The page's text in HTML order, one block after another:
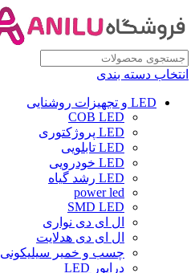
انتخاب دسته بندی
LED و تجهیزات روشنایی
COB LED
LED پروژکتوری
LED تابلویی
LED خودرویی
LED رشد گیاه
power led
SMD LED
ال ای دی نواری
ال ای دی هدلایت
چسب و خمیر سیلیکونی
درایور LED